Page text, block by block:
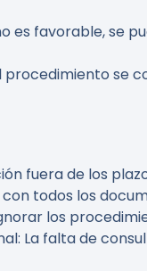
es favorable, se
procedimiento se
fuera de los
todos los
los
: La falta de